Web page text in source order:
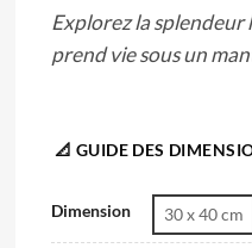
Explorez la splendeur
prend vie sous un
📐 GUIDE DES
Dimension 30 x 40 cm